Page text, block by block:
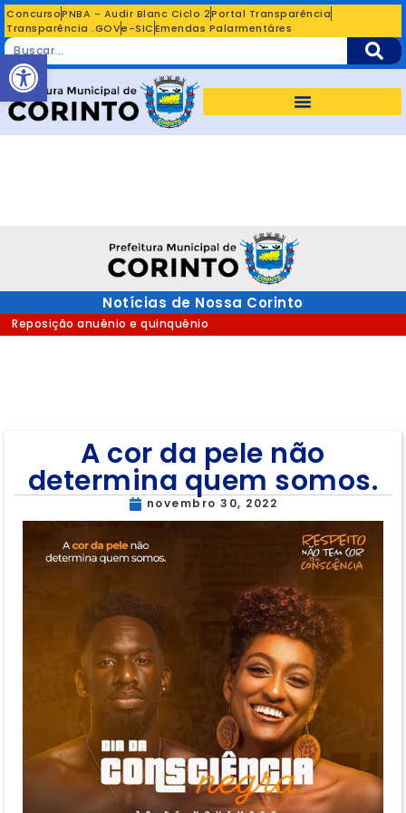
ConcursoPNBA - Audir Blanc Ciclo 2Portal Transparência
Transparência .GOVe-SICEmendas Palarmentáres
Notícias de Nossa Corinto
Reposição anuênio e quinquênio
A cor da pele não
determina quem somos.
novembro 30, 2022
Abrir a barra de ferramentas